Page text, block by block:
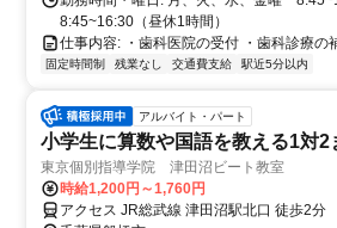
8:45~16:30（昼休1時間）
仕事内容: ・歯科医院の受付 ・歯科診療の
固定時間制 残業なし 交通費支給 駅近5分以内
アルバイト・パート
小学生に算数や国語を教える1対
東京個別指導学院 津田沼ビート教室
時給1,200円～1,760円
アクセス JR総武線 津田沼駅北口 徒歩2分